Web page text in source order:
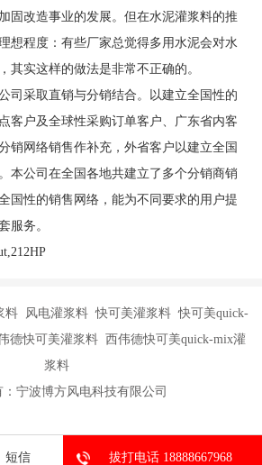
固改造事业的发展。但在水泥灌浆料的推
想程度：有些厂家总觉得多用水泥会对水
其实这样的做法是非常不正确的。
司采取直销与分销结合。以建立全国性的
客户及全球性采购订单客户、广东省内客
销网络销售作补充，外省客户以建立全国
本公司在全国各地共建立了多个分销商销
国性的销售网络，能为不同要求的用户提
服务。
料 风电灌浆料 快可美灌浆料 快可美quick-
德快可美灌浆料 西伟德快可美quick-mix灌
浆料
：宁波博方风电科技有限公司
短信 拔打电话 18888667968